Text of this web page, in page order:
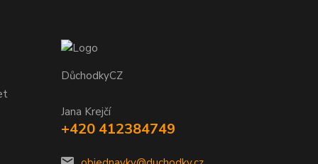
DůchodkyCZ
Jana Krejčí
+420 412384749